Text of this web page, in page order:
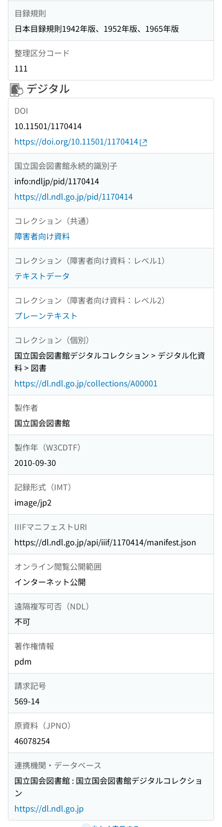
目録規則
日本目録規則1942年版、1952年版、1965年版
整理区分コード
111
デジタル
DOI
10.11501/1170414
https://doi.org/10.11501/1170414
国立国会図書館永続的識別子
info:ndljp/pid/1170414
https://dl.ndl.go.jp/pid/1170414
コレクション（共通）
障害者向け資料
コレクション（障害者向け資料：レベル1）
テキストデータ
コレクション（障害者向け資料：レベル2）
プレーンテキスト
コレクション（個別）
国立国会図書館デジタルコレクション > デジタル化資
料 > 図書
https://dl.ndl.go.jp/collections/A00001
製作者
国立国会図書館
製作年（W3CDTF）
2010-09-30
記録形式（IMT）
image/jp2
IIIFマニフェストURI
https://dl.ndl.go.jp/api/iiif/1170414/manifest.json
オンライン閲覧公開範囲
インターネット公開
遠隔複写可否（NDL）
不可
著作権情報
pdm
請求記号
569-14
原資料（JPNO）
46078254
連携機関・データベース
国立国会図書館 : 国立国会図書館デジタルコレクショ
ン
https://dl.ndl.go.jp